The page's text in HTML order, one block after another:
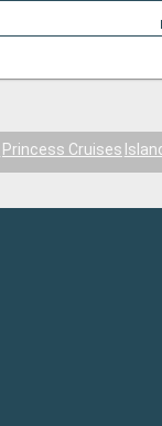
Princess Cruises